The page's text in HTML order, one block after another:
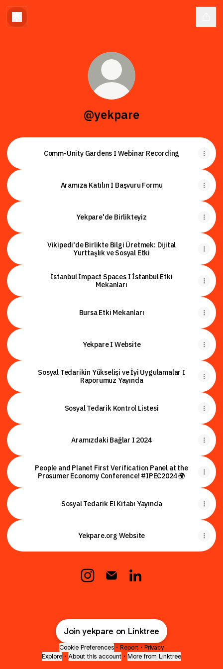
@yekpare
Comm-Unity Gardens I Webinar Recording
Aramıza Katılın I Başvuru Formu
Yekpare'de Birlikteyiz
Vikipedi'de Birlikte Bilgi Üretmek: Dijital
Yurttaşlık ve Sosyal Etki
Istanbul Impact Spaces I İstanbul Etki
Mekanları
Bursa Etki Mekanları
Yekpare I Website
Sosyal Tedarikin Yükselişi ve İyi Uygulamalar I
Raporumuz Yayında
Sosyal Tedarik Kontrol Listesi
Aramızdaki Bağlar I 2024
People and Planet First Verification Panel at the
Prosumer Economy Conference! #IPEC2024 🌍
Sosyal Tedarik El Kitabı Yayında
Yekpare.org Website
Join yekpare on Linktree
Cookie Preferences • Report • Privacy
Explore • About this account • More from Linktree